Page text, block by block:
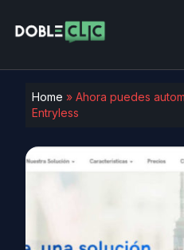
Home » Ahora puedes
Entryless